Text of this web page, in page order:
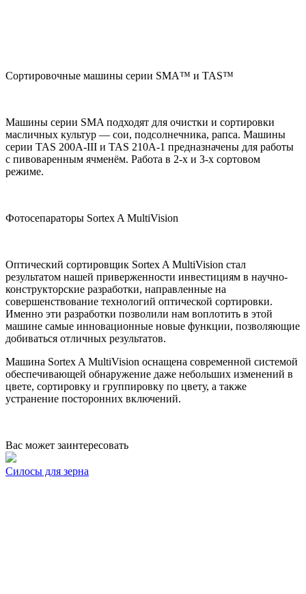
Сортировочные машины серии SMA™ и TAS™
Машины серии SMA подходят для очистки и сортировки
масличных культур — сои, подсолнечника, рапса. Машины
серии TAS 200A-III и TAS 210A-1 предназначены для работы
с пивоваренным ячменём. Работа в 2-х и 3-х сортовом
режиме.
Фотосепараторы Sortex A MultiVision
Оптический сортировщик Sortex A MultiVision стал
результатом нашей приверженности инвестициям в научно-
конструкторские разработки, направленные на
совершенствование технологий оптической сортировки.
Именно эти разработки позволили нам воплотить в этой
машине самые инновационные новые функции, позволяющие
добиваться отличных результатов.
Машина Sortex A MultiVision оснащена современной системой
обеспечивающей обнаружение даже небольших изменений в
цвете, сортировку и группировку по цвету, а также
устранение посторонних включений.
Вас может заинтересовать
Силосы для зерна